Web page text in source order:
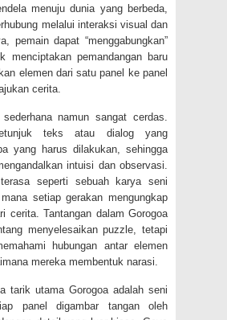
menuju dunia yang berbeda,
melalui interaksi visual dan
pemain dapat “menggabungkan”
menciptakan pemandangan baru
elemen dari satu panel ke panel
cerita.
namun sangat cerdas.
teks atau dialog yang
yang harus dilakukan, sehingga
intuisi dan observasi.
seperti sebuah karya seni
setiap gerakan mengungkap
cerita. Tantangan dalam Gorogoa
menyelesaikan puzzle, tetapi
hubungan antar elemen
mereka membentuk narasi.
tarik utama Gorogoa adalah seni
panel digambar tangan oleh